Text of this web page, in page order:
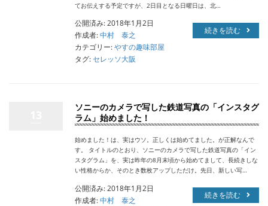
てお伝えする予定ですが、2日目となる日曜日は、北…
続きを読む
公開済み: 2018年1月2日
作成者:中村 泰之
カテゴリー:やすの趣味部屋
タグ:セレッソ大阪
ソニーのカメラで写した鉄道写真の「インスタグ
ラム」始めました！
始めました！は、実はウソ。正しくは始めてました。が正解なんで
す。 タイトルのとおり、ソニーのカメラで写した鉄道写真の「イン
スタグラム」を、実は昨年の8月末頃から始めてまして、長続きしな
い性格からか、そのとき数枚アップしただけ。先日、新しい写…
続きを読む
公開済み: 2018年1月2日
作成者:中村 泰之